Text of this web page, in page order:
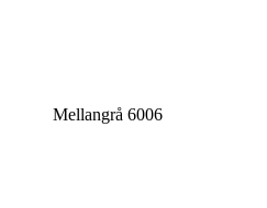
Mellangrå 6006